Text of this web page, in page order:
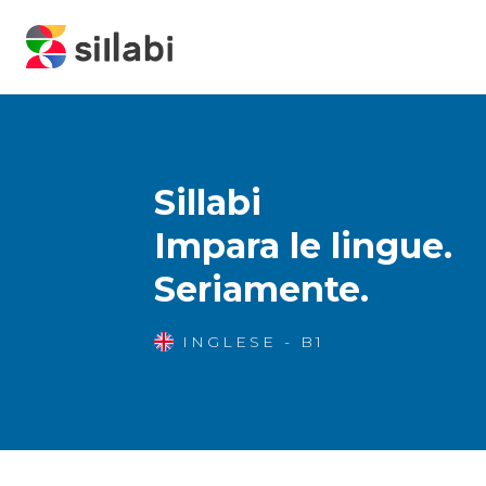
Sillabi
Impara le lingue.
Seriamente.
INGLESE - B1